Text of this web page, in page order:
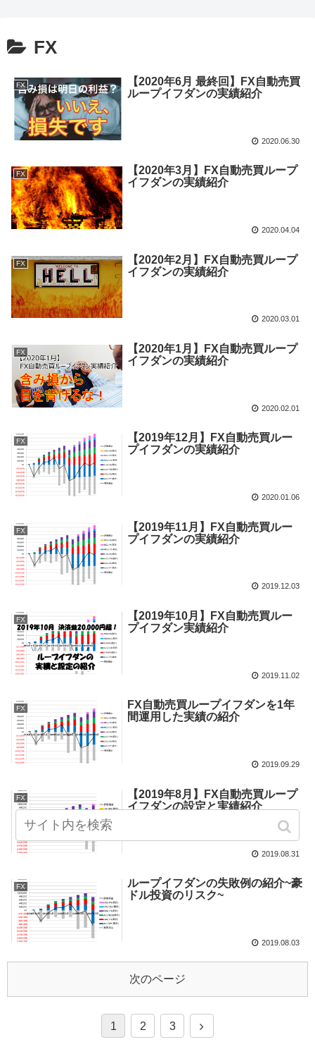
FX
FX
【2020年6月 最終回】FX自動売買
ループイフダンの実績紹介
2020.06.30
FX
【2020年3月】FX自動売買ループ
イフダンの実績紹介
2020.04.04
FX
【2020年2月】FX自動売買ループ
イフダンの実績紹介
2020.03.01
FX
【2020年1月】FX自動売買ループ
イフダンの実績紹介
2020.02.01
FX
【2019年12月】FX自動売買ルー
プイフダンの実績紹介
2020.01.06
FX
【2019年11月】FX自動売買ルー
プイフダンの実績紹介
2019.12.03
FX
【2019年10月】FX自動売買ルー
プイフダン実績紹介
2019.11.02
FX
FX自動売買ループイフダンを1年
間運用した実績の紹介
2019.09.29
FX
【2019年8月】FX自動売買ループ
イフダンの設定と実績紹介
2019.08.31
FX
ループイフダンの失敗例の紹介~豪
ドル投資のリスク~
2019.08.03
次のページ
1 2 3